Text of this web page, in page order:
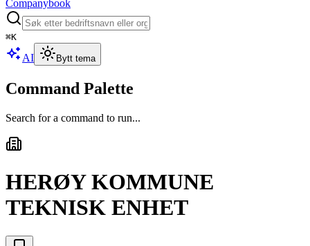
Companybook
⌘K
AI Bytt tema
Command Palette
Search for a command to run...
HERØY KOMMUNE
TEKNISK ENHET